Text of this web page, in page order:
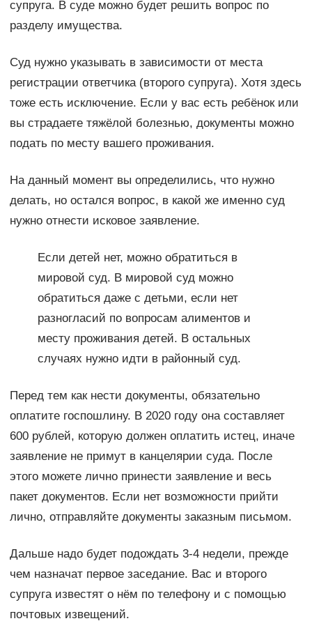
супруга. В суде можно будет решить вопрос по
разделу имущества.
Суд нужно указывать в зависимости от места
регистрации ответчика (второго супруга). Хотя здесь
тоже есть исключение. Если у вас есть ребёнок или
вы страдаете тяжёлой болезнью, документы можно
подать по месту вашего проживания.
На данный момент вы определились, что нужно
делать, но остался вопрос, в какой же именно суд
нужно отнести исковое заявление.
Если детей нет, можно обратиться в
мировой суд. В мировой суд можно
обратиться даже с детьми, если нет
разногласий по вопросам алиментов и
месту проживания детей. В остальных
случаях нужно идти в районный суд.
Перед тем как нести документы, обязательно
оплатите госпошлину. В 2020 году она составляет
600 рублей, которую должен оплатить истец, иначе
заявление не примут в канцелярии суда. После
этого можете лично принести заявление и весь
пакет документов. Если нет возможности прийти
лично, отправляйте документы заказным письмом.
Дальше надо будет подождать 3-4 недели, прежде
чем назначат первое заседание. Вас и второго
супруга известят о нём по телефону и с помощью
почтовых извещений.